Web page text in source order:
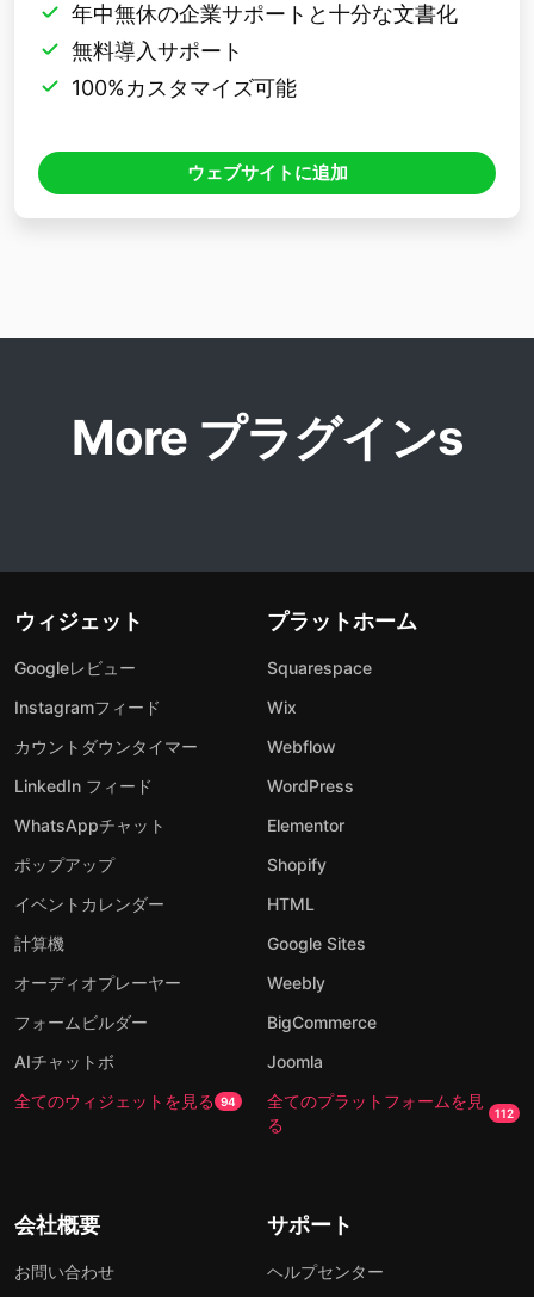
年中無休の企業サポートと十分な文書化
無料導入サポート
100%カスタマイズ可能
ウェブサイトに追加
More プラグインs
ウィジェット
Googleレビュー
Instagramフィード
カウントダウンタイマー
LinkedIn フィード
WhatsAppチャット
ポップアップ
イベントカレンダー
計算機
オーディオプレーヤー
フォームビルダー
AIチャットボ
全てのウィジェットを見る 94
プラットホーム
Squarespace
Wix
Webflow
WordPress
Elementor
Shopify
HTML
Google Sites
Weebly
BigCommerce
Joomla
全てのプラットフォームを見
る
112
会社概要
お問い合わせ
サポート
ヘルプセンター